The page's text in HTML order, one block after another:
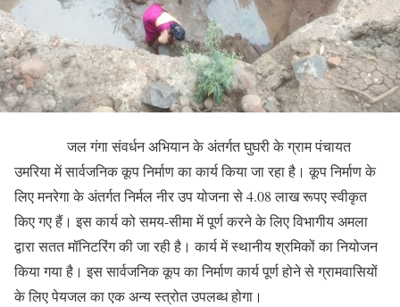
जल गंगा संवर्धन अभियान के अंतर्गत घुघरी के ग्राम पंचायत
उमरिया में सार्वजनिक कूप निर्माण का कार्य किया जा रहा है। कूप निर्माण के
लिए मनरेगा के अंतर्गत निर्मल नीर उप योजना से 4.08 लाख रूपए स्वीकृत
किए गए हैं। इस कार्य को समय-सीमा में पूर्ण करने के लिए विभागीय अमला
द्वारा सतत मॉनिटरिंग की जा रही है। कार्य में स्थानीय श्रमिकों का नियोजन
किया गया है। इस सार्वजनिक कूप का निर्माण कार्य पूर्ण होने से ग्रामवासियों
के लिए पेयजल का एक अन्य स्त्रोत उपलब्ध होगा।